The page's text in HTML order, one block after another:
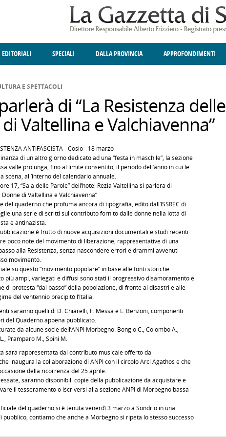
EDITORIALI SPECIALI DALLA PROVINCIA APPROFONDIMENTI
E SPETTACOLI
di “La Resistenza delle
Valtellina e Valchiavenna”
ANTIFASCISTA - Cosio - 18 marzo
di un altro giorno dedicato ad una “festa in maschile”, la sezione
valle prolunga, fino al limite consentito, il periodo dell’anno in cui le
scena, all’interno del calendario annuale.
17, “Sala delle Parole” dell’hotel Rezia Valtellina si parlerà di
Donne di Valtellina e Valchiavenna”
del quaderno che profuma ancora di tipografia, edito dall’ISSREC di
una serie di scritti sul contributo fornito dalle donne nella lotta di
e antinazista.
è frutto di nuove acquisizioni documentali e studi recenti
poco note del movimento di liberazione, rappresentative di una
alla Resistenza, senza nascondere errori e drammi avvenuti
movimento.
su questo “movimento popolare” in base alle fonti storiche
più ampi, variegati e diffusi sono stati il progressivo disamoramento e
di protesta “dal basso” della popolazione, di fronte ai disastri e alle
del ventennio precipitò l’Italia.
saranno quelli di D. Chiarelli, F. Messa e L. Benzoni, componenti
del Quaderno appena pubblicato.
da alcune socie dell’ANPI Morbegno: Bongio C., Colombo A.,
Pramparo M., Spini M.
sarà rappresentata dal contributo musicale offerto da
inaugura la collaborazione di ANPI con il circolo Arci Agathos e che
della ricorrenza del 25 aprile.
saranno disponibili copie della pubblicazione da acquistare e
il tesseramento o iscriversi alla sezione ANPI di Morbegno bassa
del quaderno si è tenuta venerdì 3 marzo a Sondrio in una
pubblico, contiamo che anche a Morbegno si ripeta lo stesso successo